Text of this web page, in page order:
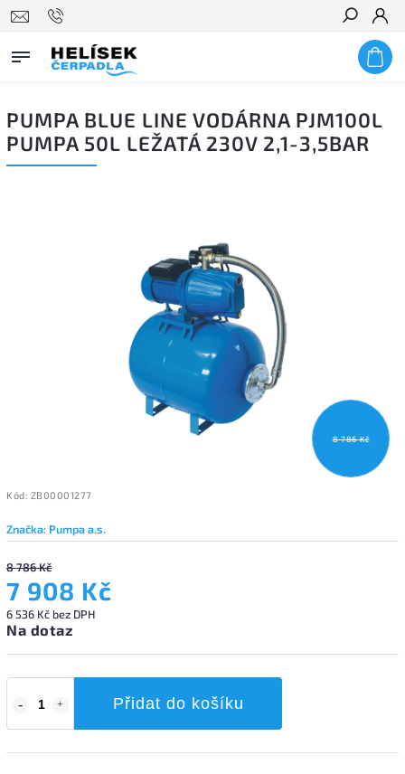
Hledat
PUMPA BLUE LINE VODÁRNA PJM100L
PUMPA 50L LEŽATÁ 230V 2,1-3,5BAR
8 786 Kč
Kód: ZB00001277
Značka: Pumpa a.s.
8 786 Kč
7 908 Kč
6 536 Kč bez DPH
Na dotaz
Přidat do košíku